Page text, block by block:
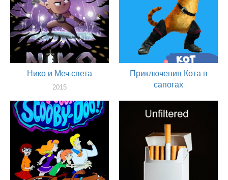
Нико и Меч света
2015
Приключения Кота в
сапогах